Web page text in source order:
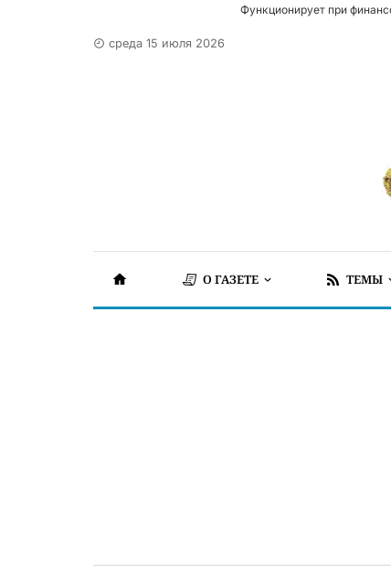
Функционирует при
среда 15 июля 2026
О ГАЗЕТЕ ТЕМЫ